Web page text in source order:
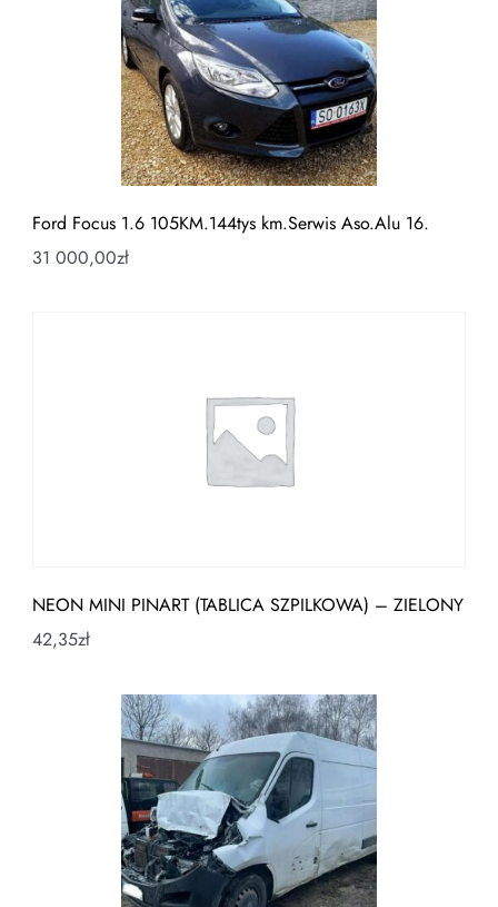
Ford Focus 1.6 105KM.144tys km.Serwis Aso.Alu 16.
31 000,00zł
NEON MINI PINART (TABLICA SZPILKOWA) – ZIELONY
42,35zł